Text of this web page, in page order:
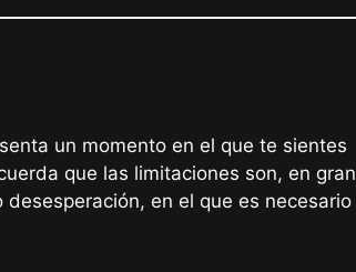
un momento en el que te sientes
que las limitaciones son, en gran
en el que es necesario